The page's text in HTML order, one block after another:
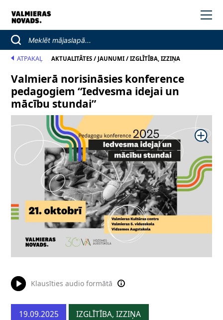
ATPAKAĻ AKTUALITĀTES/ JAUNUMI/ IZGLĪTĪBA, IZZIŅA
Valmierā norisināsies konference
pedagogiem “Iedvesma idejai un
mācību stundai”
Klausīties audio formātā
19.09.2025 IZGLĪTĪBA, IZZIŅA